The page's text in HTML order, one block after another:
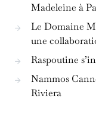
Madeleine à
Le Domaine
une
Raspoutine
Nammos
Riviera